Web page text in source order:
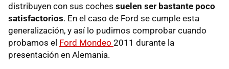
distribuyen con sus coches suelen ser bastante poco
satisfactorios. En el caso de Ford se cumple esta
generalización, y así lo pudimos comprobar cuando
probamos el Ford Mondeo 2011 durante la
presentación en Alemania.